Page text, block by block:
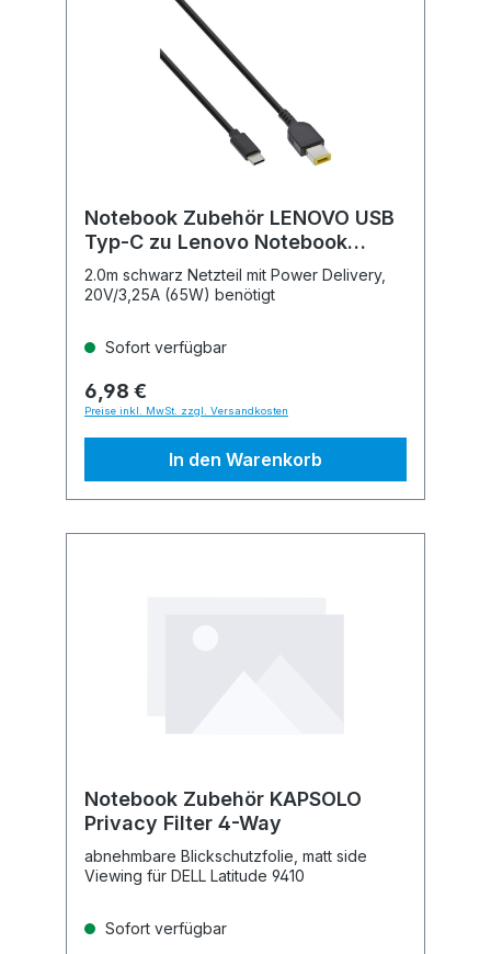
Notebook Zubehör LENOVO USB
Typ-C zu Lenovo Notebook
Ladekabel
2.0m schwarz Netzteil mit Power Delivery,
20V/3,25A (65W) benötigt
Sofort verfügbar
6,98 €
Preise inkl. MwSt. zzgl. Versandkosten
In den Warenkorb
Notebook Zubehör KAPSOLO
Privacy Filter 4-Way
abnehmbare Blickschutzfolie, matt side
Viewing für DELL Latitude 9410
Sofort verfügbar